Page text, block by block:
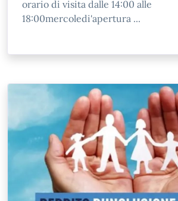
orario di visita dalle 14:00 alle
18:00mercoledi'apertura ...